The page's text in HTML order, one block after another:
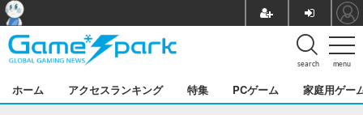
menu
search
ホーム アクセスランキング 特集 PCゲーム 家庭用ゲー